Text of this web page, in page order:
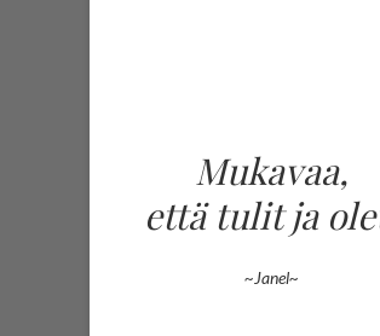
Mukavaa,
että tulit ja
~Janel~